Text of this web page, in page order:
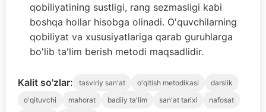
qobiliyatining sustligi, rang sezmasligi kabi
boshqa hollar hisobga olinadi. O'quvchilarning
qobiliyat va xususiyatlariga qarab guruhlarga
bo'lib ta'lim berish metodi maqsadlidir.
Kalit so'zlar: tasviriy san'at o'qitish metodikasi
darslik
o'qituvchi
mahorat badiiy ta'lim san'at tarixi
nafosat